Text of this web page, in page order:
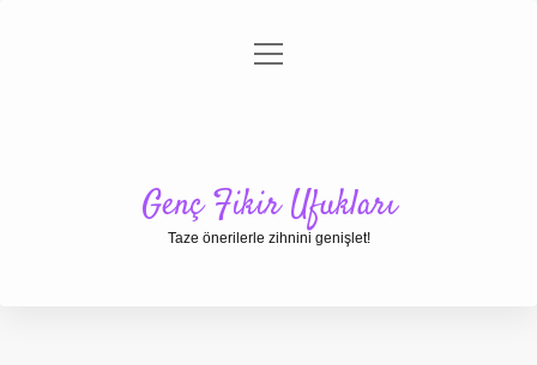
Gizlilik Politikası
menüyü
Genç Fikir Ufukları
Taze önerilerle zihnini genişlet!